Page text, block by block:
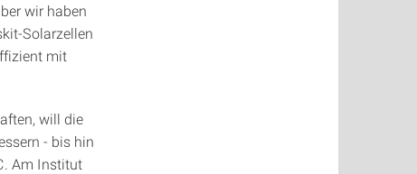
wir haben
Solarzellen
mit
will die
- bis hin
Am Institut